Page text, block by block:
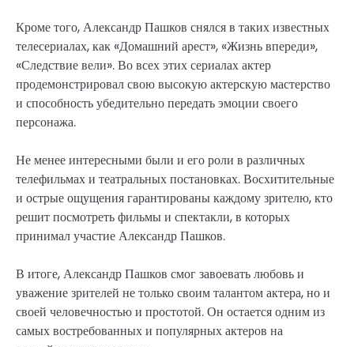
Кроме того, Александр Пашков снялся в таких известных
телесериалах, как «Домашний арест», «Жизнь впереди»,
«Следствие вели». Во всех этих сериалах актер
продемонстрировал свою высокую актерскую мастерство
и способность убедительно передать эмоции своего
персонажа.
Не менее интересными были и его роли в различных
телефильмах и театральных постановках. Восхитительные
и острые ощущения гарантированы каждому зрителю, кто
решит посмотреть фильмы и спектакли, в которых
принимал участие Александр Пашков.
В итоге, Александр Пашков смог завоевать любовь и
уважение зрителей не только своим талантом актера, но и
своей человечностью и простотой. Он остается одним из
самых востребованных и популярных актеров на